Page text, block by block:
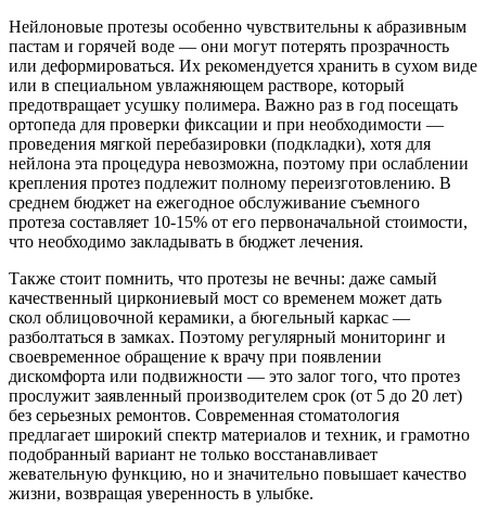
Нейлоновые протезы особенно чувствительны к абразивным
пастам и горячей воде — они могут потерять прозрачность
или деформироваться. Их рекомендуется хранить в сухом виде
или в специальном увлажняющем растворе, который
предотвращает усушку полимера. Важно раз в год посещать
ортопеда для проверки фиксации и при необходимости —
проведения мягкой перебазировки (подкладки), хотя для
нейлона эта процедура невозможна, поэтому при ослаблении
крепления протез подлежит полному переизготовлению. В
среднем бюджет на ежегодное обслуживание съемного
протеза составляет 10-15% от его первоначальной стоимости,
что необходимо закладывать в бюджет лечения.
Также стоит помнить, что протезы не вечны: даже самый
качественный циркониевый мост со временем может дать
скол облицовочной керамики, а бюгельный каркас —
разболтаться в замках. Поэтому регулярный мониторинг и
своевременное обращение к врачу при появлении
дискомфорта или подвижности — это залог того, что протез
прослужит заявленный производителем срок (от 5 до 20 лет)
без серьезных ремонтов. Современная стоматология
предлагает широкий спектр материалов и техник, и грамотно
подобранный вариант не только восстанавливает
жевательную функцию, но и значительно повышает качество
жизни, возвращая уверенность в улыбке.